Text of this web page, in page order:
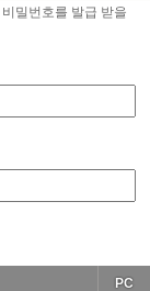
밀번호를 발급 받을
PC